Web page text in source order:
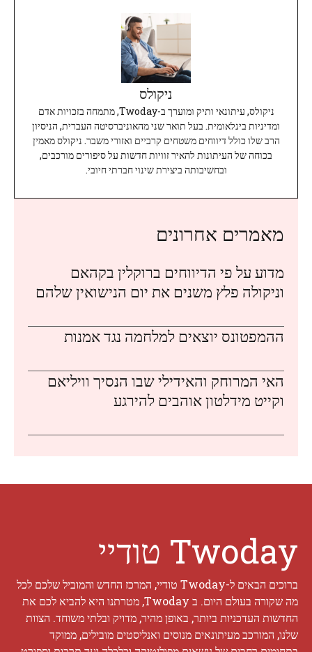
ניקולס
ניקולס, עיתונאי ותיק ומוערך ב-Twoday, מתמחה בזכויות אדם
ומדיניות בינלאומית. בעל תואר שני מהאוניברסיטה העברית, הניסיון
הרב שלו כולל דיווחים משטחים קרביים ואזורי משבר. ניקולס מאמין
בכוחה של העיתונות להאיר זוויות חדשות על סיפורים מורכבים,
ובחשיבותה ביצירת שינוי חברתי חיובי.
מאמרים אחרונים
מדוע על פי הדיווחים ברוקלין בקהאם
וניקולה פלץ משנים את יום הנישואין שלהם
ההמפטונס יוצאים למלחמה נגד אמנות
האי המרוחק והאידילי שבו הנסיך וויליאם
וקייט מידלטון אוהבים להירגע
Twoday טודיי
ברוכים הבאים ל-Twoday טודיי, המרכז החדש והמוביל שלכם לכל
מה שקורה בעולם היום. ב Twoday, מטרתנו היא להביא לכם את
החדשות העדכניות ביותר, באופן מהיר, מדויק ובלתי משוחד. הצוות
שלנו, המורכב מעיתונאים מנוסים ואנליסטים מובילים, ממוקד